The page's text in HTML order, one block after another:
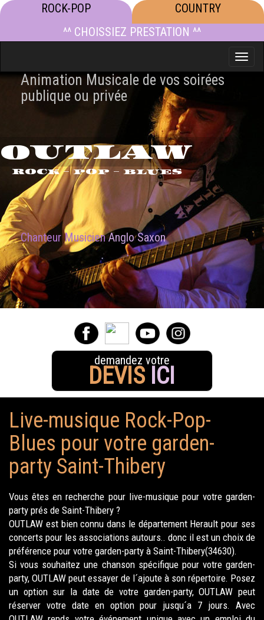
ROCK-POP
COUNTRY
^^ CHOISSIEZ PRESTATION ^^
Toggle
Animation Musicale de vos soirées
publique ou privée
OUTLAW
ROCK - POP - BLUES
Chanteur MusicienAnglo Saxon
demandez votre
DEVIS ICI
Live-musique Rock-Pop-
Blues pour votre garden-
party Saint-Thibery
Vous êtes en recherche pour live-musique pour votre garden-
party prés de Saint-Thibery ?
OUTLAW est bien connu dans le département Herault pour ses
concerts pour les associations autours.. donc il est un choix de
préférence pour votre garden-party à Saint-Thibery(34630).
Si vous souhaitez une chanson spécifique pour votre garden-
party, OUTLAW peut essayer de l´ajoute à son répertoire. Posez
un option sur la date de votre garden-party, OUTLAW peut
réserver votre date en option pour jusqu´a 7 jours. Avec